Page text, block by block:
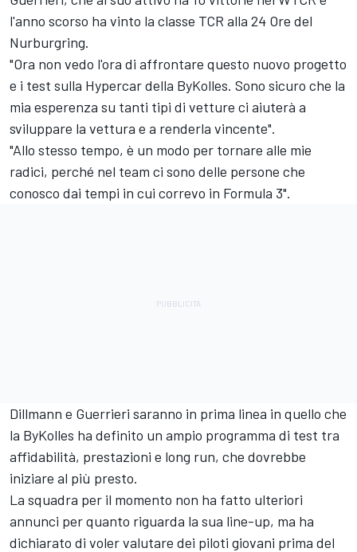
l'anno scorso ha vinto la classe TCR alla 24 Ore del
Nurburgring.
"Ora non vedo l'ora di affrontare questo nuovo progetto
e i test sulla Hypercar della ByKolles. Sono sicuro che la
mia esperenza su tanti tipi di vetture ci aiuterà a
sviluppare la vettura e a renderla vincente".
"Allo stesso tempo, è un modo per tornare alle mie
radici, perché nel team ci sono delle persone che
conosco dai tempi in cui correvo in Formula 3".
Dillmann e Guerrieri saranno in prima linea in quello che
la ByKolles ha definito un ampio programma di test tra
affidabilità, prestazioni e long run, che dovrebbe
iniziare al più presto.
La squadra per il momento non ha fatto ulteriori
annunci per quanto riguarda la sua line-up, ma ha
dichiarato di voler valutare dei piloti giovani prima del